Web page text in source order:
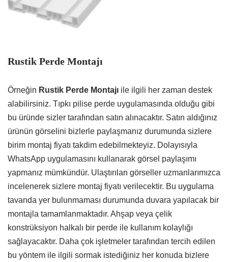
Rustik Perde Montajı
Örneğin Rustik Perde Montajı ile ilgili her zaman destek
alabilirsiniz. Tıpkı pilise perde uygulamasında olduğu gibi
bu üründe sizler tarafından satın alınacaktır. Satın aldığınız
ürünün görselini bizlerle paylaşmanız durumunda sizlere
birim montaj fiyatı takdim edebilmekteyiz. Dolayısıyla
WhatsApp uygulamasını kullanarak görsel paylaşımı
yapmanız mümkündür. Ulaştırılan görseller uzmanlarımızca
incelenerek sizlere montaj fiyatı verilecektir. Bu uygulama
tavanda yer bulunmaması durumunda duvara yapılacak bir
montajla tamamlanmaktadır. Ahşap veya çelik
konstrüksiyon halkalı bir perde ile kullanım kolaylığı
sağlayacaktır. Daha çok işletmeler tarafından tercih edilen
bu yöntem ile ilgili sormak istediğiniz her konuda bizlere